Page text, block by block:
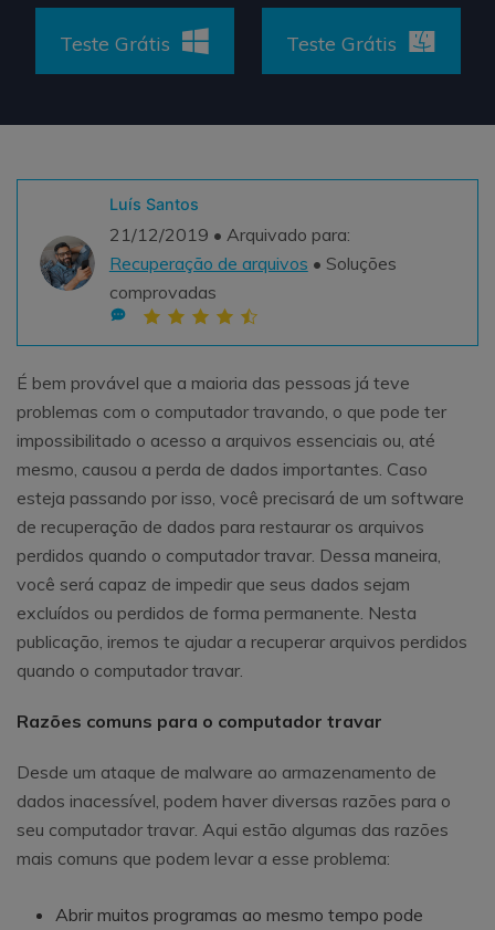
Recupere dados ilimitados do sistema Mac
Teste Grátis
Outros Produtos
Repairit - Reparar Dados
UBackit - Backup de Dados
VERIFIQUE TODOS OS RECURSOS
Soluções de backup
Histórias de usuários
Entrar
Teste Grátis Teste Grátis
Luís Santos
21/12/2019 • Arquivado para:
Recuperação de arquivos • Soluções
comprovadas
É bem provável que a maioria das pessoas já teve
problemas com o computador travando, o que pode ter
impossibilitado o acesso a arquivos essenciais ou, até
mesmo, causou a perda de dados importantes. Caso
esteja passando por isso, você precisará de um software
de recuperação de dados para restaurar os arquivos
perdidos quando o computador travar. Dessa maneira,
você será capaz de impedir que seus dados sejam
excluídos ou perdidos de forma permanente. Nesta
publicação, iremos te ajudar a recuperar arquivos perdidos
quando o computador travar.
Razões comuns para o computador travar
Desde um ataque de malware ao armazenamento de
dados inacessível, podem haver diversas razões para o
seu computador travar. Aqui estão algumas das razões
mais comuns que podem levar a esse problema:
Abrir muitos programas ao mesmo tempo pode